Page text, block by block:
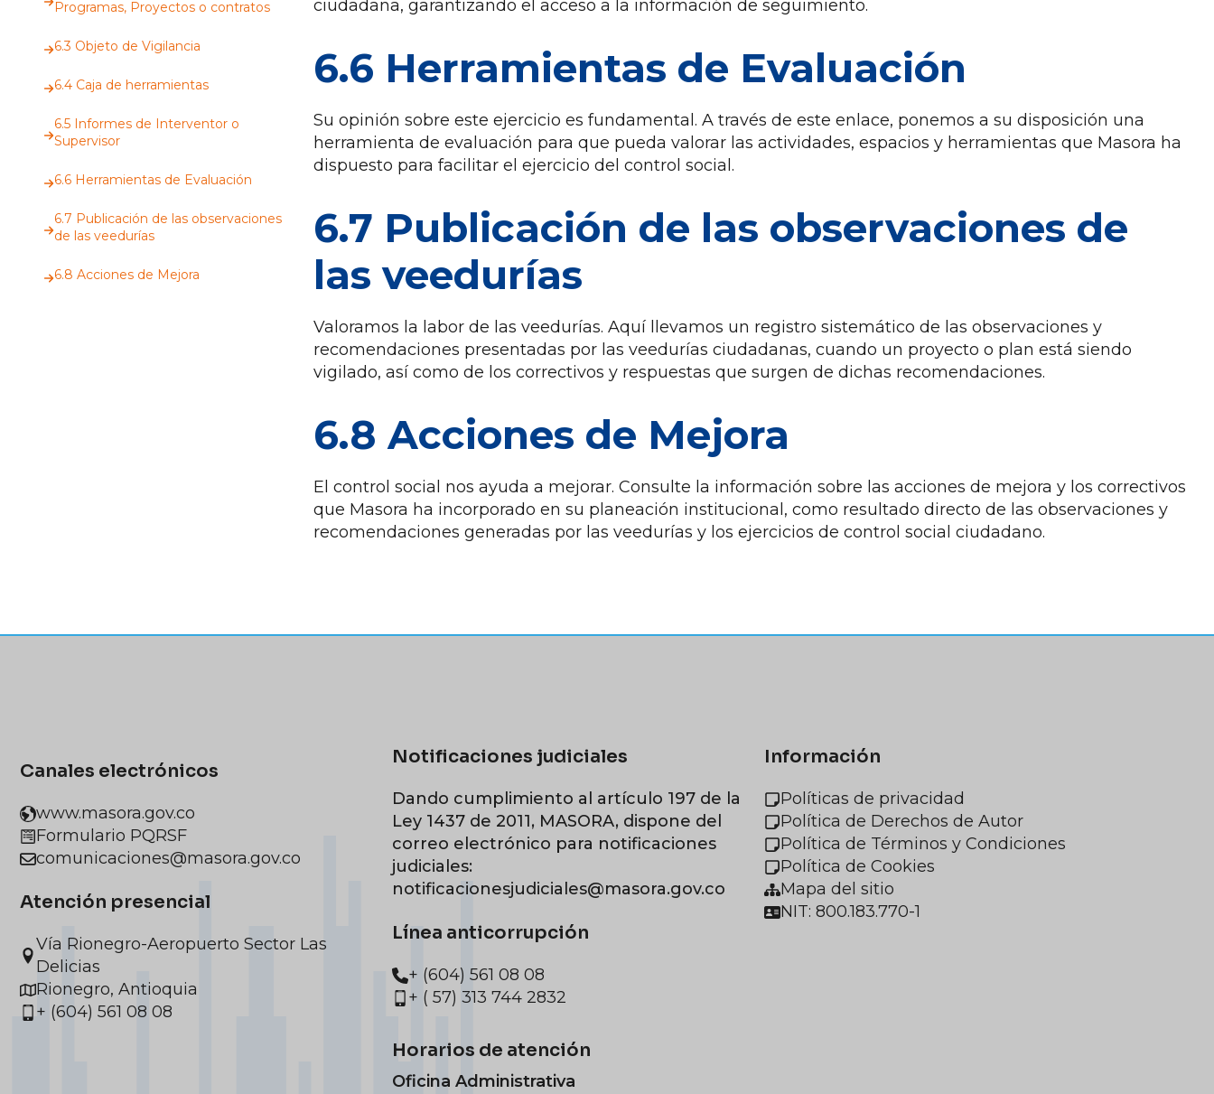
Programas, Proyectos o contratos
6.3 Objeto de Vigilancia
6.4 Caja de herramientas
6.5 Informes de Interventor o
Supervisor
6.6 Herramientas de Evaluación
6.7 Publicación de las observaciones
de las veedurías
6.8 Acciones de Mejora
ciudadana, garantizando el acceso a la información de seguimiento.
6.6 Herramientas de Evaluación
Su opinión sobre este ejercicio es fundamental. A través de este enlace, ponemos a su disposición una
herramienta de evaluación para que pueda valorar las actividades, espacios y herramientas que Masora ha
dispuesto para facilitar el ejercicio del control social.
6.7 Publicación de las observaciones de
las veedurías
Valoramos la labor de las veedurías. Aquí llevamos un registro sistemático de las observaciones y
recomendaciones presentadas por las veedurías ciudadanas, cuando un proyecto o plan está siendo
vigilado, así como de los correctivos y respuestas que surgen de dichas recomendaciones.
6.8 Acciones de Mejora
El control social nos ayuda a mejorar. Consulte la información sobre las acciones de mejora y los correctivos
que Masora ha incorporado en su planeación institucional, como resultado directo de las observaciones y
recomendaciones generadas por las veedurías y los ejercicios de control social ciudadano.
Canales electrónicos
www.masora.gov.co
Formulario PQRSF
comunicaciones@masora.gov.co
Atención presencial
Vía Rionegro-Aeropuerto Sector Las
Delicias
Rionegro, Antioquia
+ (604) 561 08 08
Notificaciones judiciales
Dando cumplimiento al artículo 197 de la
Ley 1437 de 2011, MASORA, dispone del
correo electrónico para notificaciones
judiciales:
notificacionesjudiciales@masora.gov.co
Línea anticorrupción
+ (604) 561 08 08
+ ( 57) 313 744 2832
Horarios de atención
Oficina Administrativa
Información
Políticas de privacidad
Política de Derechos de Autor
Política de Términos y Condiciones
Política de Cookies
Mapa del sitio
NIT: 800.183.770-1